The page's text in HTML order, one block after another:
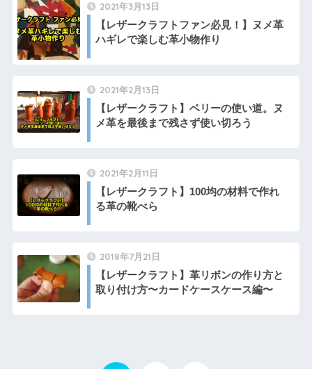
2021年3月13日
【レザークラフトファン必見！】ヌメ革
ハギレで楽しむ革小物作り
2021年2月13日
【レザークラフト】ベリーの使い道。ヌ
メ革を最後まで残さず使い切ろう
2021年2月11日
【レザークラフト】100均の材料で作れ
る革の靴べら
2018年7月21日
【レザークラフト】革リボンの作り方と
取り付け方〜カードケースケース編〜